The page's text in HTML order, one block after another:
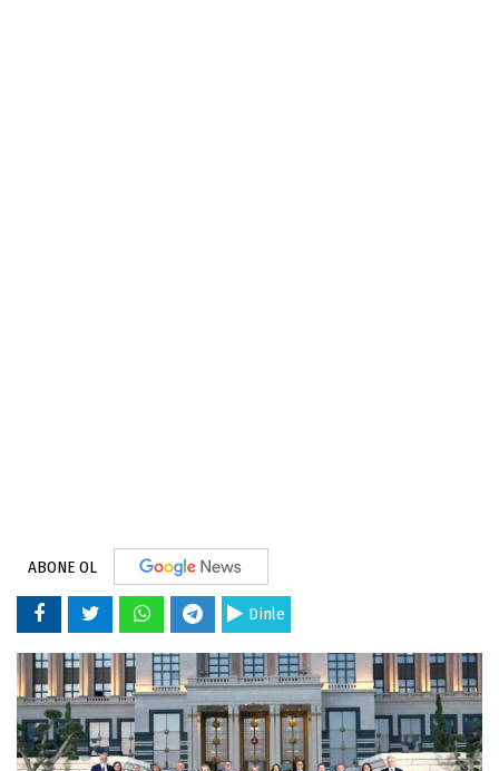
ABONE OL
Dinle